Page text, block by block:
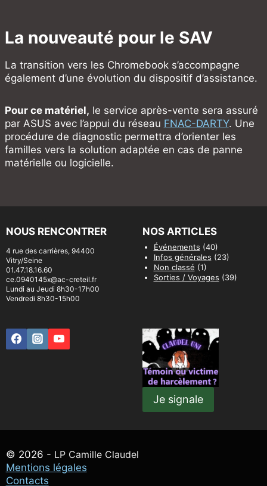
La nouveauté pour le SAV
La transition vers les Chromebook s’accompagne
également d’une évolution du dispositif d’assistance.
Pour ce matériel, le service après-vente sera assuré
par ASUS avec l’appui du réseau FNAC-DARTY. Une
procédure de diagnostic permettra d’orienter les
familles vers la solution adaptée en cas de panne
matérielle ou logicielle.
NOUS RENCONTRER
4 rue des carrières, 94400
Vitry/Seine
01.47.18.16.60
ce.0940145x@ac-creteil.fr
Lundi au Jeudi 8h30-17h00
Vendredi 8h30-15h00
NOS ARTICLES
Événements (40)
Infos générales (23)
Non classé (1)
Sorties / Voyages (39)
Je signale
© 2026 - LP Camille Claudel
Mentions légales
Contacts